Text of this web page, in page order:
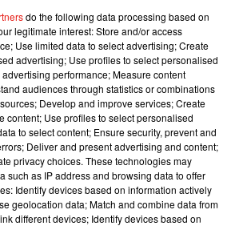
7 août 2026
Julien Lieb s’essaye à la vie de chatelain
dans son nouveau clip
Madonna sort enfin le remix de « Love
Sensation » avec Kylie Minogue
do the following data processing based on
legitimate interest: Store and/or access
Use limited data to select advertising; Create
advertising; Use profiles to select personalised
performance; Measure content
audiences through statistics or combinations
Develop and improve services; Create
content; Use profiles to select personalised
to select content; Ensure security, prevent and
Deliver and present advertising and content;
privacy choices. These technologies may
such as IP address and browsing data to offer
Identify devices based on information actively
geolocation data; Match and combine data from
different devices; Identify devices based on